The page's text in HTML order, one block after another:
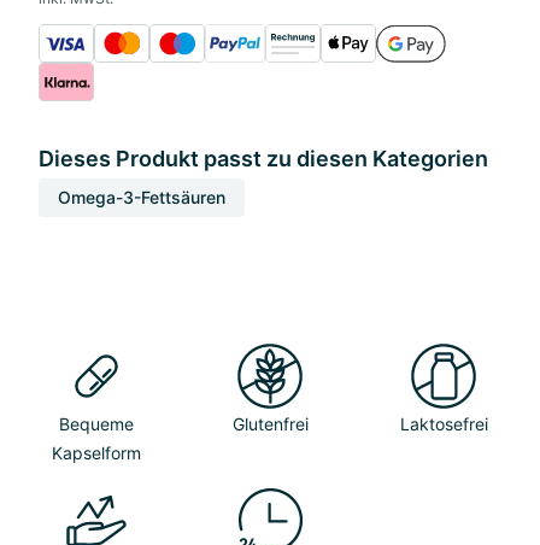
Dieses Produkt passt zu diesen Kategorien
Omega-3-Fettsäuren
Bequeme
Kapselform
Glutenfrei Laktosefrei